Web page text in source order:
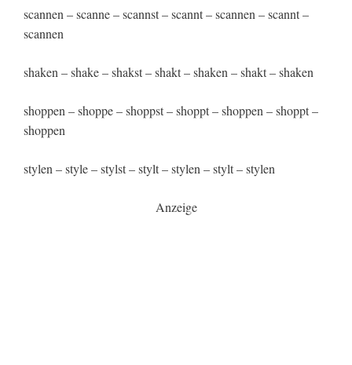
scannen – scanne – scannst – scannt – scannen – scannt –
scannen
shaken – shake – shakst – shakt – shaken – shakt – shaken
shoppen – shoppe – shoppst – shoppt – shoppen – shoppt –
shoppen
stylen – style – stylst – stylt – stylen – stylt – stylen
Anzeige